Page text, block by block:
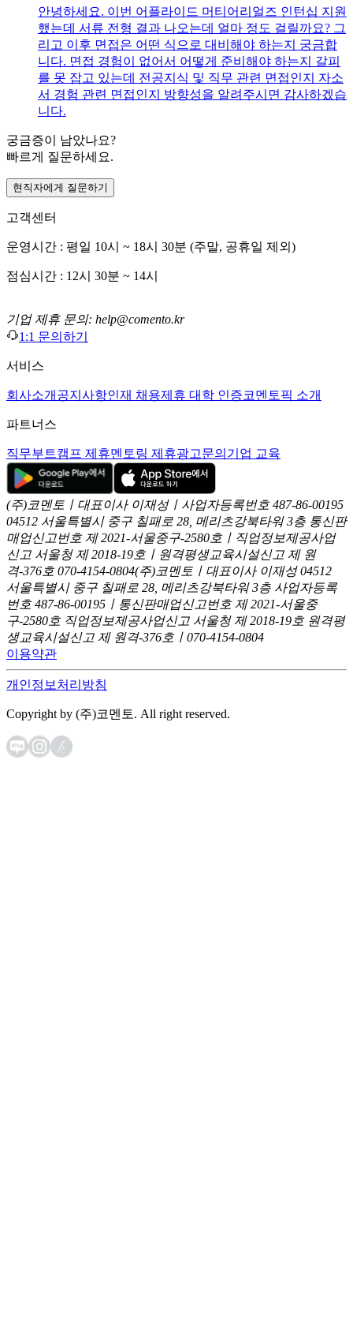
안녕하세요. 이번 어플라이드 머티어리얼즈 인턴십 지원
했는데 서류 전형 결과 나오는데 얼마 정도 걸릴까요? 그
리고 이후 면접은 어떤 식으로 대비해야 하는지 궁금합
니다. 면접 경험이 없어서 어떻게 준비해야 하는지 갈피
를 못 잡고 있는데 전공지식 및 직무 관련 면접인지 자소
서 경험 관련 면접인지 방향성을 알려주시면 감사하겠습
니다.
궁금증이 남았나요?
빠르게 질문하세요.
현직자에게 질문하기
고객센터
운영시간 : 평일 10시 ~ 18시 30분 (주말, 공휴일 제외)
점심시간 : 12시 30분 ~ 14시
기업 제휴 문의: help@comento.kr
1:1 문의하기
서비스
회사소개 공지사항인재 채용제휴 대학 인증코멘토픽 소개
파트너스
직무부트캠프 제휴멘토링 제휴광고문의 기업 교육
(주)코멘토ㅣ대표이사 이재성ㅣ사업자등록번호 487-86-00195
04512 서울특별시 중구 칠패로 28, 메리츠강북타워 3층 통신판
매업신고번호 제 2021-서울중구-2580호ㅣ직업정보제공사업
신고 서울청 제 2018-19호ㅣ원격평생교육시설신고 제 원
격-376호 070-4154-0804(주)코멘토ㅣ대표이사 이재성 04512
서울특별시 중구 칠패로 28, 메리츠강북타워 3층 사업자등록
번호 487-86-00195ㅣ통신판매업신고번호 제 2021-서울중
구-2580호 직업정보제공사업신고 서울청 제 2018-19호 원격평
생교육시설신고 제 원격-376호ㅣ070-4154-0804
이용약관
개인정보처리방침
Copyright by (주)코멘토. All right reserved.